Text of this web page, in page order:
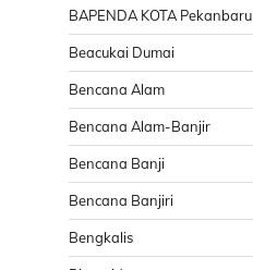
BAPENDA KOTA Pekanbaru
Beacukai Dumai
Bencana Alam
Bencana Alam-Banjir
Bencana Banji
Bencana Banjiri
Bengkalis